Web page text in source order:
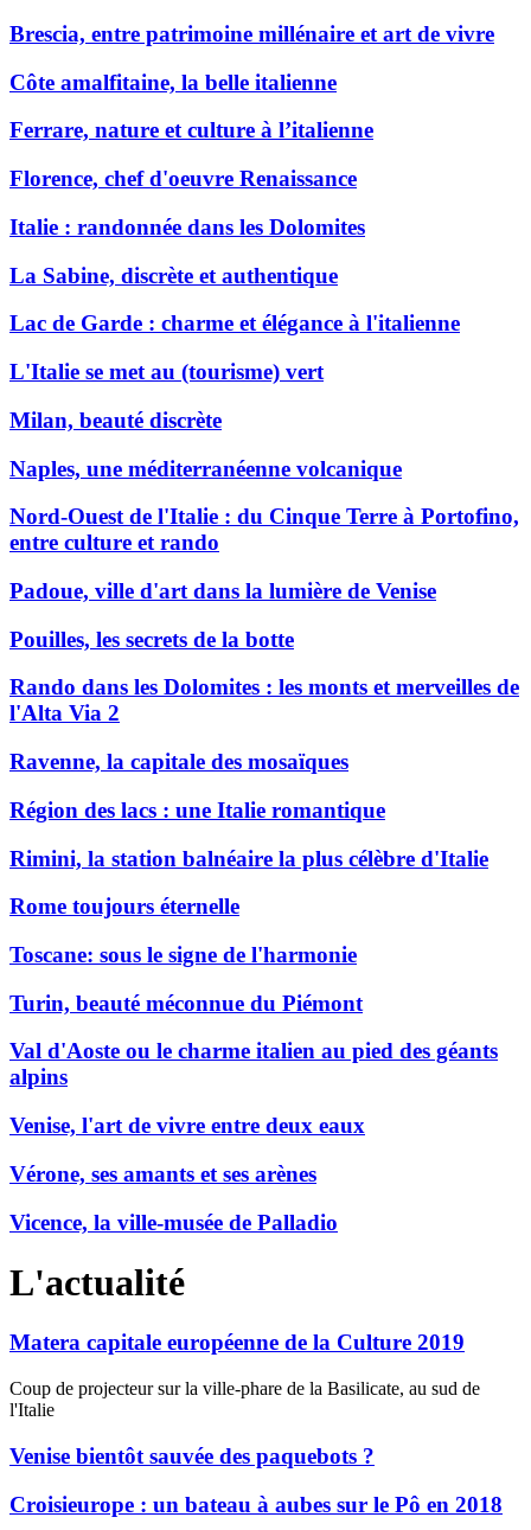
Brescia, entre patrimoine millénaire et art de vivre
Côte amalfitaine, la belle italienne
Ferrare, nature et culture à l’italienne
Florence, chef d'oeuvre Renaissance
Italie : randonnée dans les Dolomites
La Sabine, discrète et authentique
Lac de Garde : charme et élégance à l'italienne
L'Italie se met au (tourisme) vert
Milan, beauté discrète
Naples, une méditerranéenne volcanique
Nord-Ouest de l'Italie : du Cinque Terre à Portofino,
entre culture et rando
Padoue, ville d'art dans la lumière de Venise
Pouilles, les secrets de la botte
Rando dans les Dolomites : les monts et merveilles de
l'Alta Via 2
Ravenne, la capitale des mosaïques
Région des lacs : une Italie romantique
Rimini, la station balnéaire la plus célèbre d'Italie
Rome toujours éternelle
Toscane: sous le signe de l'harmonie
Turin, beauté méconnue du Piémont
Val d'Aoste ou le charme italien au pied des géants
alpins
Venise, l'art de vivre entre deux eaux
Vérone, ses amants et ses arènes
Vicence, la ville-musée de Palladio
L'actualité
Matera capitale européenne de la Culture 2019
Coup de projecteur sur la ville-phare de la Basilicate, au sud de
l'Italie
Venise bientôt sauvée des paquebots ?
Croisieurope : un bateau à aubes sur le Pô en 2018